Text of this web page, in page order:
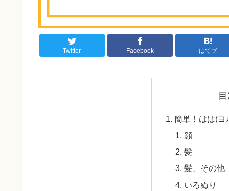
Twitter Facebook はてブ
簡単！はは(ヨ
顔
髪
髪、その他
いろぬり